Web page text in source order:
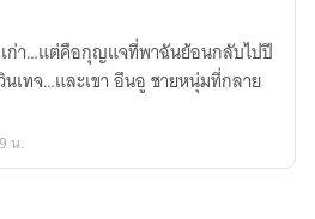
ก่า…แต่คือกุญแจที่พาฉันย้อนกลับไปปี
เทจ…และเขา อึนอู ชายหนุ่มที่กลาย
น.